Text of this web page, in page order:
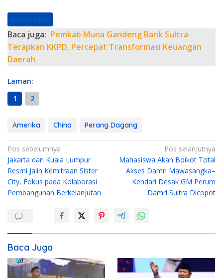
Berikutnya
Baca juga: Pemkab Muna Gandeng Bank Sultra
Terapkan KKPD, Percepat Transformasi Keuangan
Daerah
Laman:
1
2
Amerika China Perang Dagang
N
a
v
i
s
i
p
Pos sebelumnya
Jakarta dan Kuala Lumpur
Resmi Jalin Kemitraan Sister
City, Fokus pada Kolaborasi
Pembangunan Berkelanjutan
Pos selanjutnya
Mahasiswa Akan Boikot Total
Akses Damri Mawasangka–
Kendari Desak GM Perum
Damri Sultra Dicopot
Baca Juga